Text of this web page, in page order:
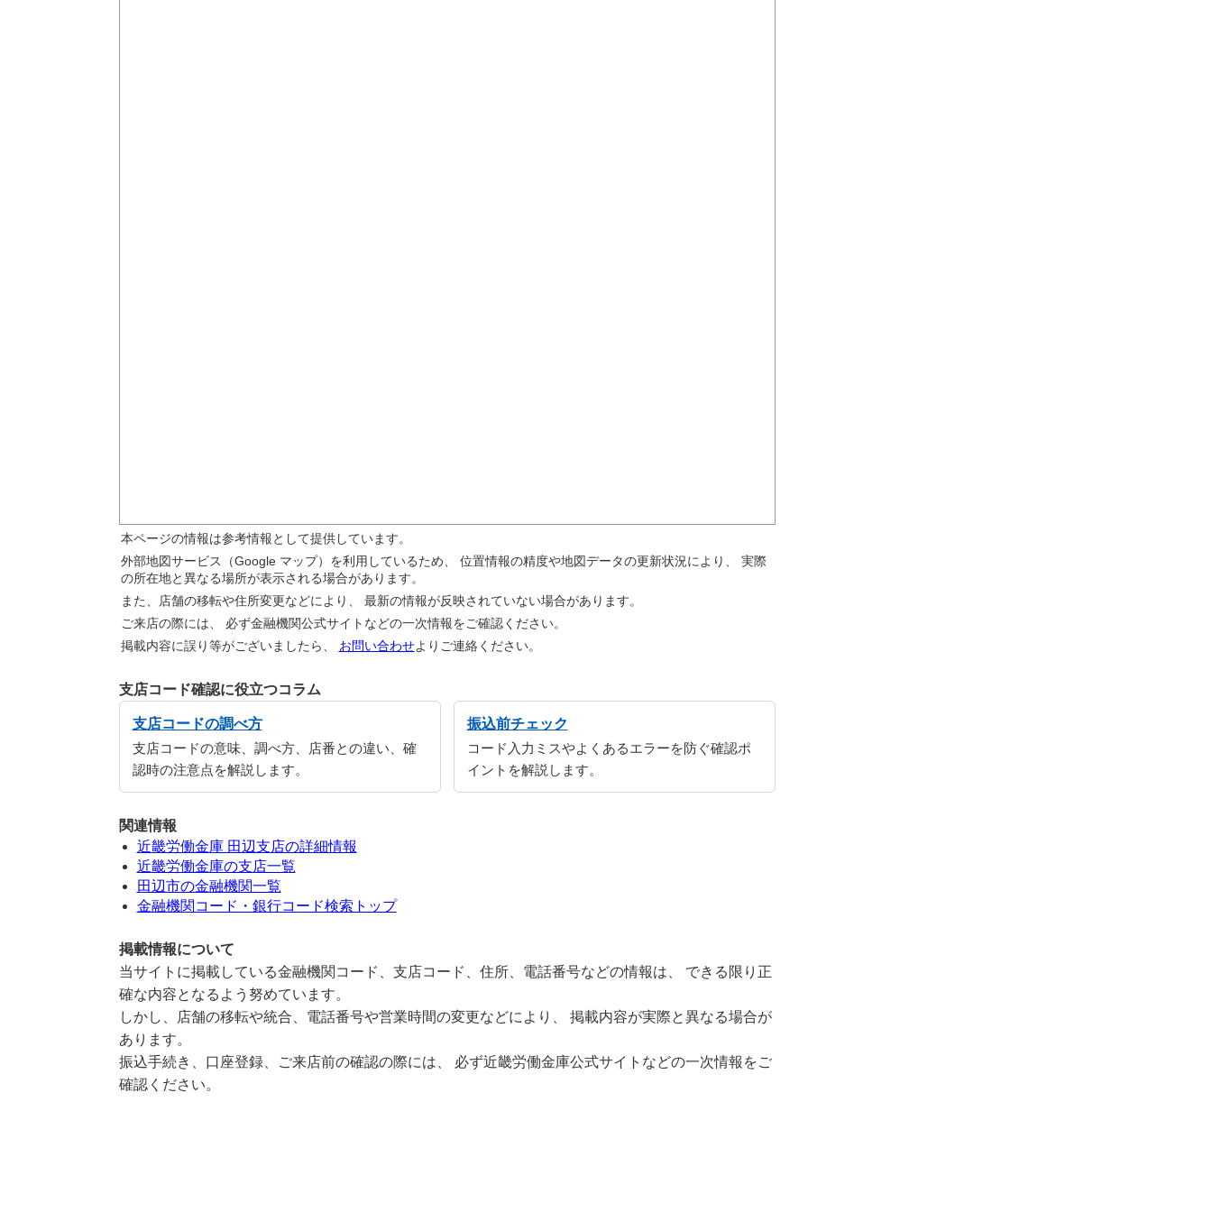
本ページの情報は参考情報として提供しています。
外部地図サービス（Google マップ）を利用しているため、 位置情報の精度や地図データの更新状況により、 実際
の所在地と異なる場所が表示される場合があります。
また、店舗の移転や住所変更などにより、 最新の情報が反映されていない場合があります。
ご来店の際には、 必ず金融機関公式サイトなどの一次情報をご確認ください。
掲載内容に誤り等がございましたら、 お問い合わせよりご連絡ください。
支店コード確認に役立つコラム
支店コードの調べ方
支店コードの意味、調べ方、店番との違い、確
認時の注意点を解説します。
振込前チェック
コード入力ミスやよくあるエラーを防ぐ確認ポ
イントを解説します。
関連情報
近畿労働金庫 田辺支店の詳細情報
近畿労働金庫の支店一覧
田辺市の金融機関一覧
金融機関コード・銀行コード検索トップ
掲載情報について
当サイトに掲載している金融機関コード、支店コード、住所、電話番号などの情報は、 できる限り正
確な内容となるよう努めています。
しかし、店舗の移転や統合、電話番号や営業時間の変更などにより、 掲載内容が実際と異なる場合が
あります。
振込手続き、口座登録、ご来店前の確認の際には、 必ず近畿労働金庫公式サイトなどの一次情報をご
確認ください。